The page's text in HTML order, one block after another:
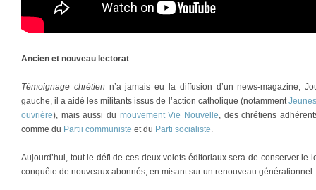
Ancien et nouveau lectorat
Témoignage chrétien n’a jamais eu la diffusion d’un news-magazine;
gauche, il a aidé les militants issus de l’action catholique (notamment
ouvrière), mais aussi du mouvement Vie Nouvelle , des chrétiens
comme du Partii communiste et du Parti socialiste
Aujourd’hui, tout le défi de ces deux volets éditoriaux sera de conserver le
conquête de nouveaux abonnés, en misant sur un renouveau générationnel.